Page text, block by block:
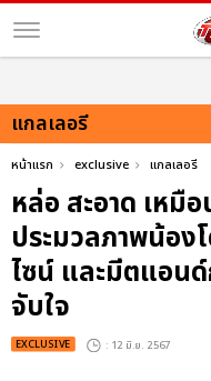
แกลเลอรี
หน้าแรก exclusive แกลเลอรี
หล่อ สะอาด เหมื
ประมวลภาพน้อง
ไซน์ และมีตแอน
จับใจ
EXCLUSIVE : 12 มิ.ย. 2567